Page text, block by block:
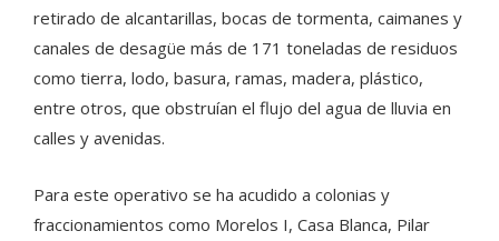
retirado de alcantarillas, bocas de tormenta, caimanes y
canales de desagüe más de 171 toneladas de residuos
como tierra, lodo, basura, ramas, madera, plástico,
entre otros, que obstruían el flujo del agua de lluvia en
calles y avenidas.
Para este operativo se ha acudido a colonias y
fraccionamientos como Morelos I, Casa Blanca, Pilar